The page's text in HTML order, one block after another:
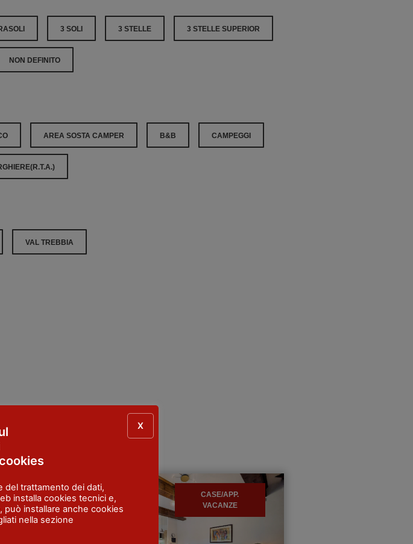
3 SOLI 3 STELLE 3 STELLE SUPERIOR
NON DEFINITO
AREA SOSTA CAMPER B&B CAMPEGGI
VAL TREBBIA
CASE/APP.
VACANZE
del trattamento dei dati,
installa cookies tecnici e,
può installare anche cookies
nella sezione
X